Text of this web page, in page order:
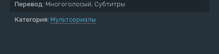
Перевод: Многоголосый, Субтитры
Категория: Мультсериалы